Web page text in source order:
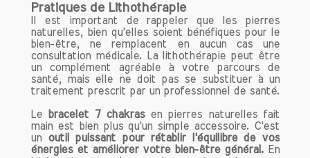
vue et réduire la fatigue oculaire,
notamment pour ceux qui passent
beaucoup de temps devant un écran.
6. Renforcement de l'Espoir
L'une des vertus les plus appréciées de
l'aventurine est sa capacité à raviver
l'espoir et à promouvoir une attitude
positive. Dans les moments difficiles,
cette pierre peut être un véritable
Pratiques de Lithothérapie
Il est important de rappeler que les pierres
naturelles, bien qu'elles soient bénéfiques pour le
bien-être, ne remplacent en aucun cas une
consultation médicale. La lithothérapie peut être
un complément agréable à votre parcours de
santé, mais elle ne doit pas se substituer à un
traitement prescrit par un professionnel de santé.
Le bracelet 7 chakrasen pierres naturelles fait
main est bien plus qu'un simple accessoire. C'est
un outil puissant pour rétablir l'équilibre de vos
énergies et améliorer votre bien-être général. En